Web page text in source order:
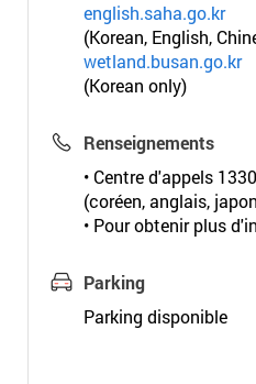
english.saha.go.kr
(Korean, English,
wetland.busan.go.kr
(Korean only)
Renseignements
• Centre d'appels
(coréen, anglais,
• Pour obtenir plus
Parking
Parking disponible